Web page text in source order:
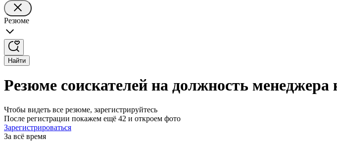
Резюме
Найти
Резюме соискателей на должность
Чтобы видеть все резюме, зарегистрируйтесь
После регистрации покажем ещё 42 и откроем фото
Зарегистрироваться
За всё время